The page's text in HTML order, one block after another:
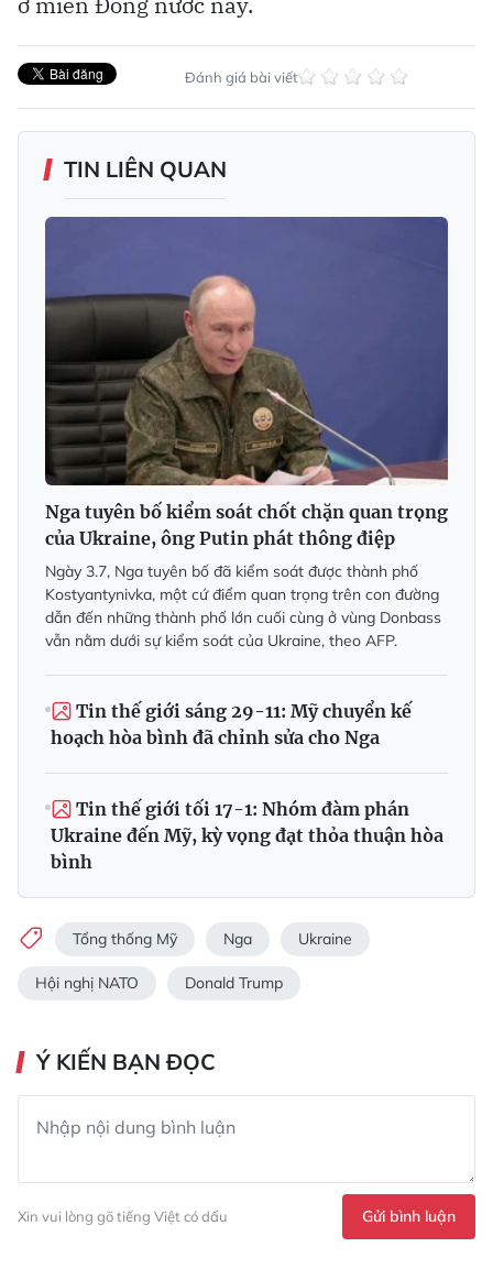
Đánh giá bài viết
TIN LIÊN QUAN
Nga tuyên bố kiểm soát chốt chặn quan trọng
của Ukraine, ông Putin phát thông điệp
Ngày 3.7, Nga tuyên bố đã kiểm soát được thành phố
Kostyantynivka, một cứ điểm quan trọng trên con đường
dẫn đến những thành phố lớn cuối cùng ở vùng Donbass
vẫn nằm dưới sự kiểm soát của Ukraine, theo AFP.
Tin thế giới sáng 29-11: Mỹ chuyển kế
hoạch hòa bình đã chỉnh sửa cho Nga
Tin thế giới tối 17-1: Nhóm đàm phán
Ukraine đến Mỹ, kỳ vọng đạt thỏa thuận hòa
bình
Tổng thống Mỹ Nga Ukraine
Hội nghị NATO Donald Trump
Ý KIẾN BẠN ĐỌC
Xin vui lòng gõ tiếng Việt có dấu Gửi bình luận